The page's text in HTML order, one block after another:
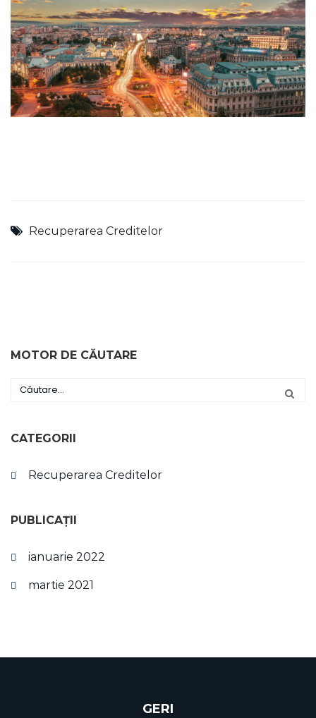
Recuperarea Creditelor
MOTOR DE CĂUTARE
CATEGORII
Recuperarea Creditelor
PUBLICAȚII
ianuarie 2022
martie 2021
GERI